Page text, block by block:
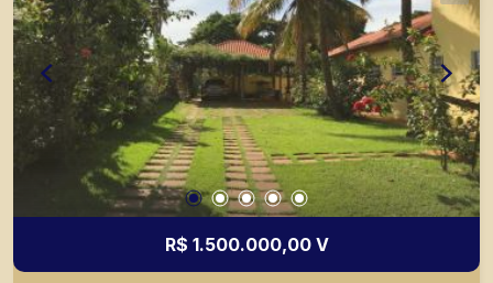
R$ 1.500.000,00 V